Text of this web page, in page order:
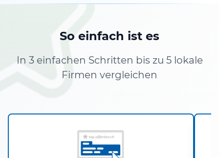
So einfach ist es
In 3 einfachen Schritten bis zu 5 lokale
Firmen vergleichen